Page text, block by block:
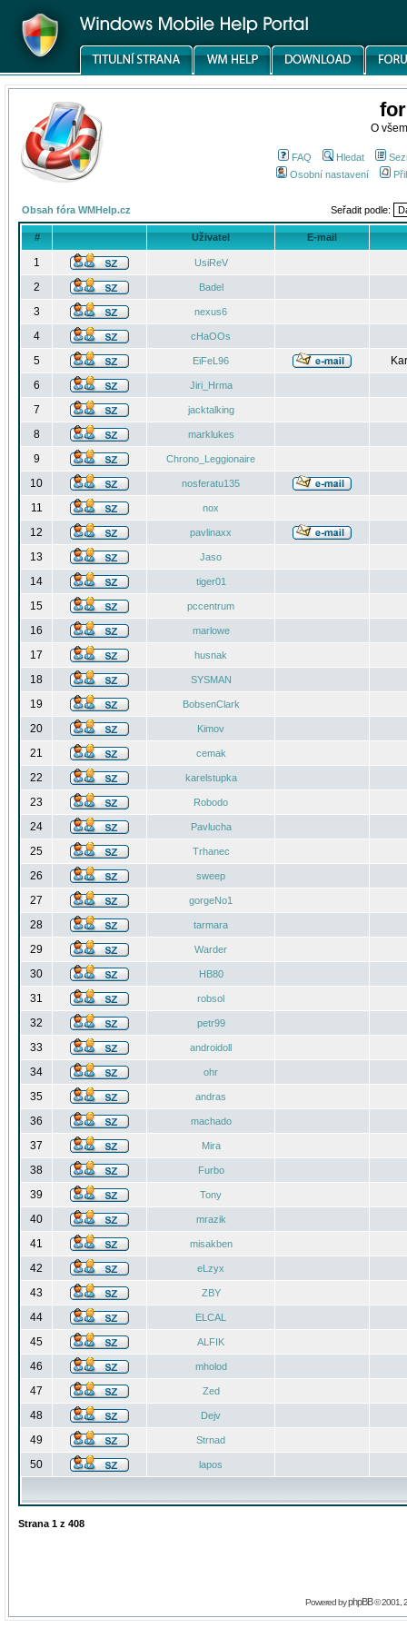
O
FAQ Hledat
Osobní nastavení
Obsah fóra WMHelp.cz Seřadit podle:
# Uživatel E-mail
1 UsiReV
2 Badel
3 nexus6
4 cHaOOs
5 EiFeL96
6
Jiri_Hrma
7 jacktalking
8 marklukes
9 Chrono_Leggionaire
10 nosferatu135
11 nox
12 pavlinaxx
13 Jaso
14 tiger01
15 pccentrum
16 marlowe
17 husnak
18 SYSMAN
19 BobsenClark
20 Kimov
21 cemak
22 karelstupka
23 Robodo
24 Pavlucha
25 Trhanec
26 sweep
27 gorgeNo1
28 tarmara
29 Warder
30 HB80
31 robsol
32 petr99
33 androidoll
34 ohr
35 andras
36 machado
37 Mira
38 Furbo
39 Tony
40 mrazik
41 misakben
42 eLzyx
43 ZBY
44 ELCAL
45 ALFIK
46 mholod
47 Zed
48 Dejv
49 Strnad
50 lapos
Strana 1 z 408
Powered byphpBB© 2001,